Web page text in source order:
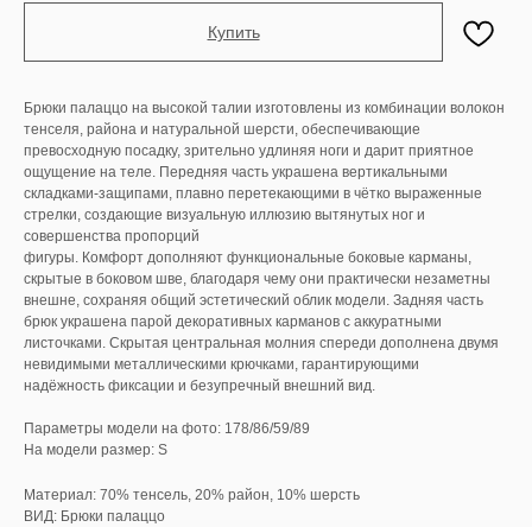
Купить
Брюки палаццо на высокой талии изготовлены из комбинации волокон
тенселя, района и натуральной шерсти, обеспечивающие
превосходную посадку, зрительно удлиняя ноги и дарит приятное
ощущение на теле. Передняя часть украшена вертикальными
складками-защипами, плавно перетекающими в чётко выраженные
стрелки, создающие визуальную иллюзию вытянутых ног и
совершенства пропорций
фигуры. Комфорт дополняют функциональные боковые карманы,
скрытые в боковом шве, благодаря чему они практически незаметны
внешне, сохраняя общий эстетический облик модели. Задняя часть
брюк украшена парой декоративных карманов с аккуратными
листочками. Скрытая центральная молния спереди дополнена двумя
невидимыми металлическими крючками, гарантирующими
надёжность фиксации и безупречный внешний вид.
Параметры модели на фото: 178/86/59/89
На модели размер: S
Материал: 70% тенсель, 20% район, 10% шерсть
ВИД: Брюки палаццо